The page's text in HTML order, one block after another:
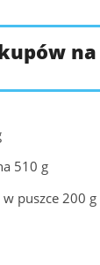
510 g
puszce 200 g